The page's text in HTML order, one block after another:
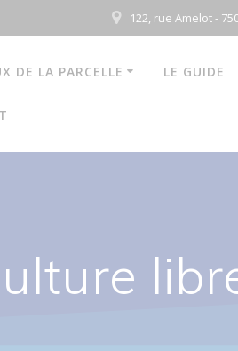
122, rue Amelot -
DE LA PARCELLE LE GUIDE